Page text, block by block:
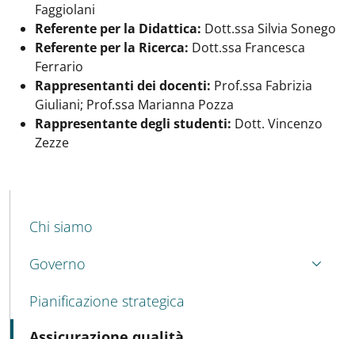
Faggiolani
Referente per la Didattica: Dott.ssa Silvia Sonego
Referente per la Ricerca: Dott.ssa Francesca
Ferrario
Rappresentanti dei docenti: Prof.ssa Fabrizia
Giuliani; Prof.ssa Marianna Pozza
Rappresentante degli studenti: Dott. Vincenzo
Zezze
MENU CEV SECOND NAVIGATION
Chi siamo
Governo
Pianificazione strategica